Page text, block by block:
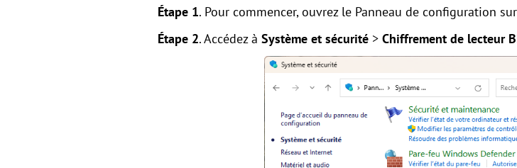
Étape 1. Pour commencer, ouvrez le Panneau de configuration
Étape 2. Accédez à Système et sécurité > Chiffrement de lecteur